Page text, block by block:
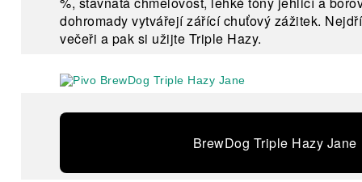
dohromady vytvářejí zářící chuťový zážitek.
večeři a pak si užijte Triple Hazy.
BrewDog Triple Hazy Jane